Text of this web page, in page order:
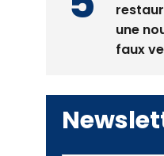
une
faux